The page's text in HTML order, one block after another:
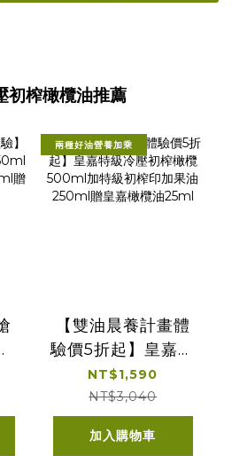
初榨橄欖油推薦
兩種好油營養加乘
【雙油晨養計畫體
驗價5折起】皇嘉特
級冷壓初榨橄欖
500ml加特級初榨
印加果油250ml贈
皇嘉橄欖油25ml
NT$1,590
NT$3,040
加入購物車